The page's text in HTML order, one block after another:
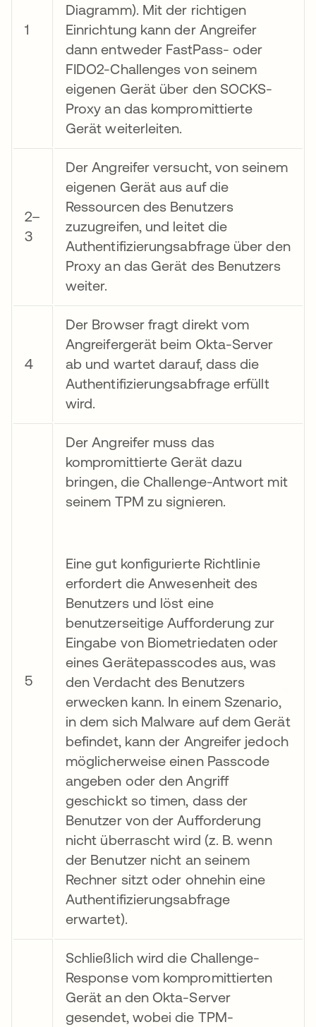
1
Diagramm). Mit der richtigen
Einrichtung kann der Angreifer
dann entweder FastPass- oder
FIDO2-Challenges von seinem
eigenen Gerät über den SOCKS-
Proxy an das kompromittierte
Gerät weiterleiten.
2–
3
Der Angreifer versucht, von seinem
eigenen Gerät aus auf die
Ressourcen des Benutzers
zuzugreifen, und leitet die
Authentifizierungsabfrage über den
Proxy an das Gerät des Benutzers
weiter.
4
Der Browser fragt direkt vom
Angreifergerät beim Okta-Server
ab und wartet darauf, dass die
Authentifizierungsabfrage erfüllt
wird.
5
Der Angreifer muss das
kompromittierte Gerät dazu
bringen, die Challenge-Antwort mit
seinem TPM zu signieren.
Eine gut konfigurierte Richtlinie
erfordert die Anwesenheit des
Benutzers und löst eine
benutzerseitige Aufforderung zur
Eingabe von Biometriedaten oder
eines Gerätepasscodes aus, was
den Verdacht des Benutzers
erwecken kann. In einem Szenario,
in dem sich Malware auf dem Gerät
befindet, kann der Angreifer jedoch
möglicherweise einen Passcode
angeben oder den Angriff
geschickt so timen, dass der
Benutzer von der Aufforderung
nicht überrascht wird (z. B. wenn
der Benutzer nicht an seinem
Rechner sitzt oder ohnehin eine
Authentifizierungsabfrage
erwartet).
Schließlich wird die Challenge-
Response vom kompromittierten
Gerät an den Okta-Server
gesendet, wobei die TPM-